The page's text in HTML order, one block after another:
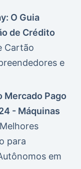
O Guia
de Crédito
Cartão
e
Mercado Pago
- Máquinas
para
em